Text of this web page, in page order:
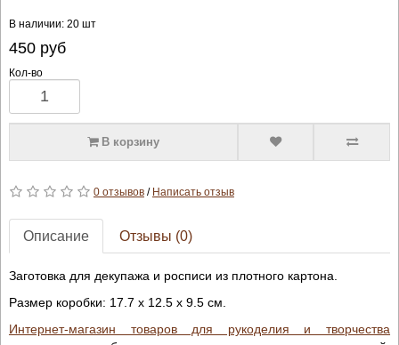
В наличии: 20 шт
450руб
Кол-во
В корзину
0 отзывов/ Написать отзыв
Описание Отзывы (0)
Заготовка для декупажа и росписи из плотного картона
Размер коробки: 17.7 х 12.5 х 9.5 см.
Интернет-магазин товаров для рукоделия и творчества